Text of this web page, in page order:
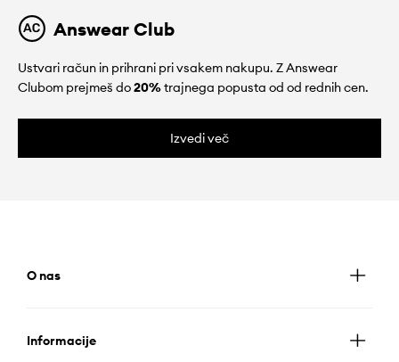
Answear Club
Ustvari račun in prihrani pri vsakem nakupu. Z Answear
Clubom prejmeš do20%trajnega popusta od od rednih cen.
Izvedi več
O nas
Informacije